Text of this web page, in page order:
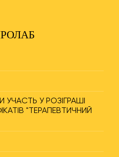
У РОЗІГРАШІ
"ТЕРАПЕВТИЧНИЙ